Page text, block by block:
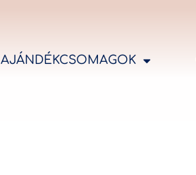
AJÁNDÉKCSOMAGOK